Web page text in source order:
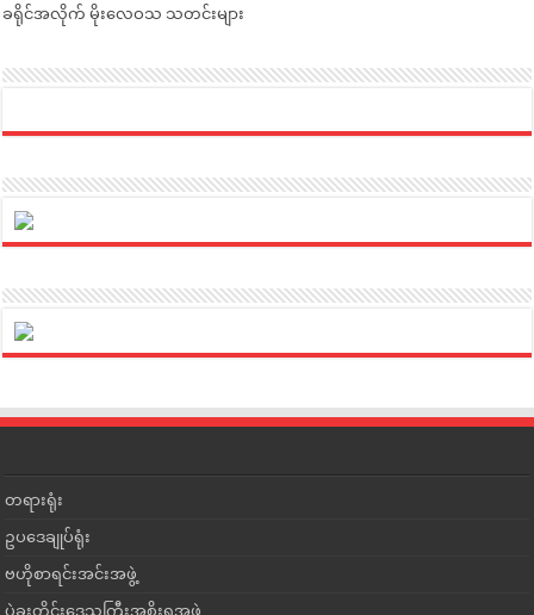
ခရိုင်အလိုက် မိုးလေဝသ သတင်းများ
တရားရုံး
ဥပဒေချုပ်ရုံး
ဗဟိုစာရင်းအင်းအဖွဲ့
ပဲခူးတိုင်းဒေသကြီးအစိုးရအဖွဲ့